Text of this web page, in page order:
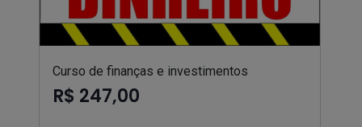
Curso de finanças e investimentos
R$ 247,00